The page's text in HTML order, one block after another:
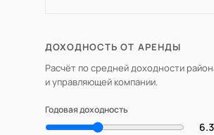
ДОХОДНОСТЬ ОТ АРЕНДЫ
Расчёт по средней доходности
и управляющей компании.
Годовая доходность